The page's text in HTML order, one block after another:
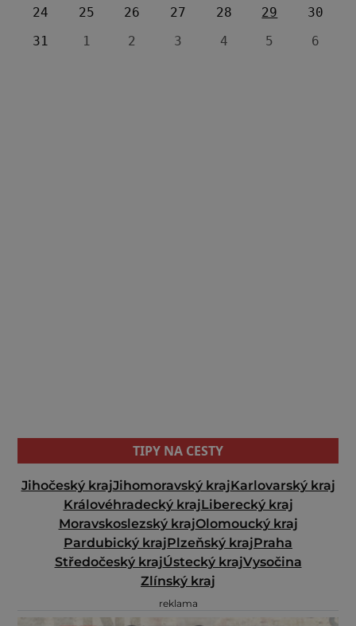
24
25 26 27 28 29
30
31
1 2 3 4 5 6
TIPY NA CESTY
Jihočeský krajJihomoravský krajKarlovarský kraj
Královéhradecký krajLiberecký kraj
Moravskoslezský krajOlomoucký kraj
Pardubický krajPlzeňský krajPraha
Středočeský krajÚstecký krajVysočina
Zlínský kraj
reklama